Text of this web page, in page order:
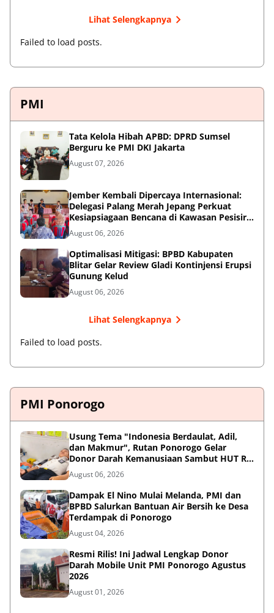
Lihat Selengkapnya
Failed to load posts.
PMI
Tata Kelola Hibah APBD: DPRD Sumsel
Berguru ke PMI DKI Jakarta
August 07, 2026
Jember Kembali Dipercaya Internasional:
Delegasi Palang Merah Jepang Perkuat
Kesiapsiagaan Bencana di Kawasan Pesisir
dan Sekolah
August 06, 2026
Optimalisasi Mitigasi: BPBD Kabupaten
Blitar Gelar Review Gladi Kontinjensi Erupsi
Gunung Kelud
August 06, 2026
Lihat Selengkapnya
Failed to load posts.
PMI Ponorogo
Usung Tema "Indonesia Berdaulat, Adil,
dan Makmur", Rutan Ponorogo Gelar
Donor Darah Kemanusiaan Sambut HUT RI
ke-81
August 06, 2026
Dampak El Nino Mulai Melanda, PMI dan
BPBD Salurkan Bantuan Air Bersih ke Desa
Terdampak di Ponorogo
August 04, 2026
Resmi Rilis! Ini Jadwal Lengkap Donor
Darah Mobile Unit PMI Ponorogo Agustus
2026
August 01, 2026